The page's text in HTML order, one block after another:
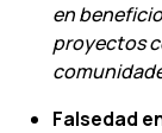
en
proyectos
Falsedad